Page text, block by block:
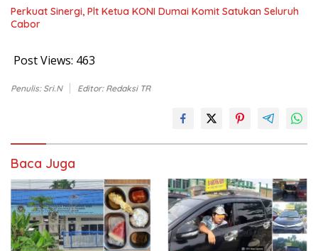
Perkuat Sinergi, Plt Ketua KONI Dumai Komit Satukan Seluruh
Cabor
Post Views: 463
Penulis: Sri.N Editor: Redaksi TR
Baca Juga